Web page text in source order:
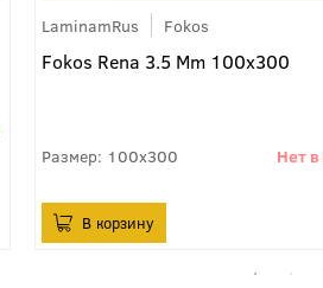
LaminamRus Fokos
Fokos Rena 3.5 Mm 100x300
100x300